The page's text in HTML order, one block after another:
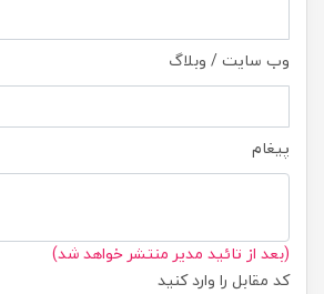
وب سایت / وبلاگ
پیغام
(بعد از تائید مدیر منتشر خواهد شد)
کد مقابل را وارد کنید